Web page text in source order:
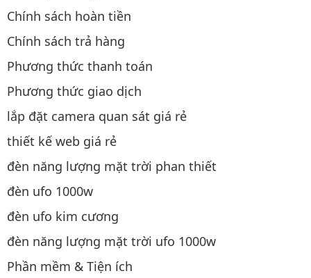
Chính sách hoàn tiền
Chính sách trả hàng
Phương thức thanh toán
Phương thức giao dịch
lắp đặt camera quan sát giá rẻ
thiết kế web giá rẻ
đèn năng lượng mặt trời phan thiết
đèn ufo 1000w
đèn ufo kim cương
đèn năng lượng mặt trời ufo 1000w
Phần mềm & Tiện ích